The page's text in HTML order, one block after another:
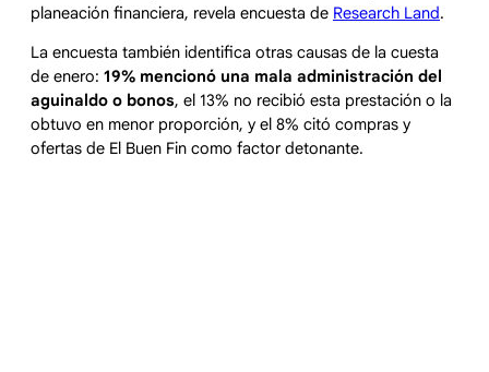
planeación financiera, revela encuesta de Research Land.
La encuesta también identifica otras causas de la cuesta
de enero: 19% mencionó una mala administración del
aguinaldo o bonos, el 13% no recibió esta prestación o la
obtuvo en menor proporción, y el 8% citó compras y
ofertas de El Buen Fin como factor detonante.